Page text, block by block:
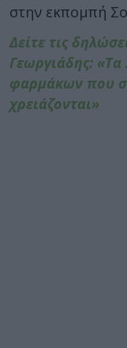
στην εκπομπή
Δείτε τις
Γεωργιάδης:
φαρμάκων που
χρειάζονται»